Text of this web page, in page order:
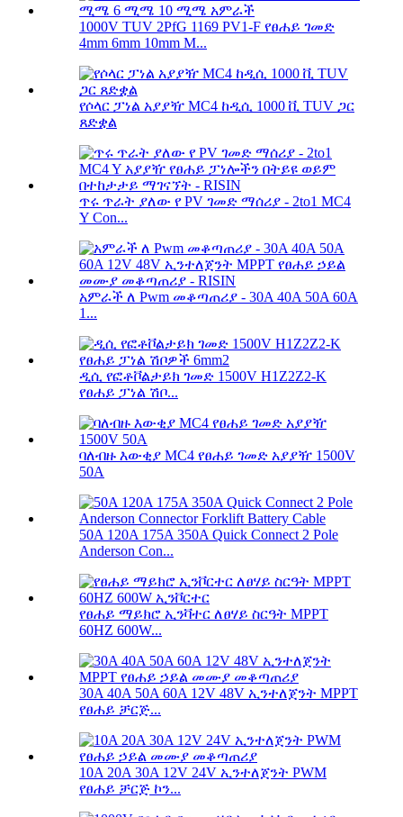
1000V TUV 2PfG 1169 PV1-F የፀሐይ ገመድ
4mm 6mm 10mm M...
የሶላር ፓነል አያያዥ MC4 ከዲሲ 1000 ቪ TUV ጋር
ጸድቋል
ጥሩ ጥራት ያለው የ PV ገመድ ማሰሪያ - 2to1 MC4
Y Con...
አምራች ለ Pwm መቆጣጠሪያ - 30A 40A 50A 60A
1...
ዲሲ የፎቶቮልታይክ ገመድ 1500V H1Z2Z2-K
የፀሐይ ፓነል ሽቦ...
ባለብዙ እውቂያ MC4 የፀሐይ ገመድ አያያዥ 1500V
50A
50A 120A 175A 350A Quick Connect 2 Pole
Anderson Con...
የፀሐይ ማይክሮ ኢንቫተር ለፀሃይ ስርዓት MPPT
60HZ 600W...
30A 40A 50A 60A 12V 48V ኢንተለጀንት MPPT
የፀሐይ ቻርጅ...
10A 20A 30A 12V 24V ኢንተለጀንት PWM
የፀሐይ ቻርጅ ኮን...